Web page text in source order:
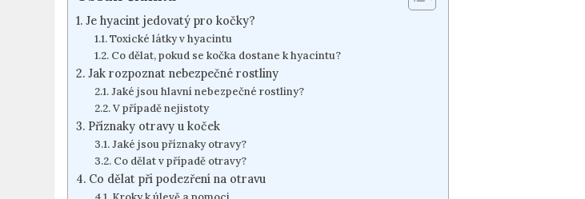
Je hyacint jedovatý pro kočky?
Toxické látky v hyacintu
Co dělat, pokud se kočka dostane k hyacintu?
Jak rozpoznat nebezpečné rostliny
Jaké jsou hlavní nebezpečné rostliny?
V případě nejistoty
Příznaky otravy u koček
Jaké jsou příznaky otravy?
Co dělat v případě otravy?
Co dělat při podezření na otravu